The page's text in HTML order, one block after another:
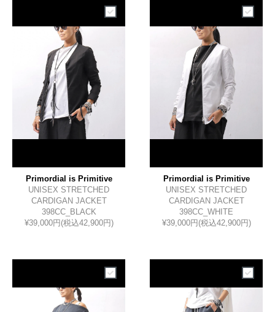
Primordial is Primitive
UNISEX STRETCHED
CARDIGAN JACKET
398CC_BLACK
¥39,000円(税込42,900円)
Primordial is Primitive
UNISEX STRETCHED
CARDIGAN JACKET
398CC_WHITE
¥39,000円(税込42,900円)